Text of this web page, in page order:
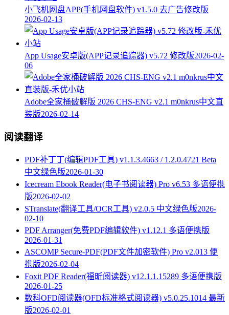
小飞机网盘APP(手机网盘软件) v1.5.0 去广告修改版
2026-02-13
App Usage安卓版(APP记录追踪器) v5.72 修改版2026-02-
06
Adobe全家桶破解版 2026 CHS-ENG v2.1 m0nkrus中文直
装版2026-02-14
阅读翻译
PDF补丁丁(编辑PDF工具) v1.1.3.4663 / 1.2.0.4721 Beta
中文绿色版2026-01-30
Icecream Ebook Reader(电子书阅读器) Pro v6.53 多语便携
版2026-02-02
STranslate(翻译工具/OCR工具) v2.0.5 中文绿色版2026-
02-10
PDF Arranger(免费PDF编辑软件) v1.12.1 多语便携版
2026-01-31
ASCOMP Secure-PDF(PDF文件加密软件) Pro v2.013 便
携版2026-02-04
Foxit PDF Reader(福昕阅读器) v12.1.1.15289 多语便携版
2026-01-25
数科OFD阅读器(OFD标准格式阅读器) v5.0.25.1014 最新
版2026-02-01